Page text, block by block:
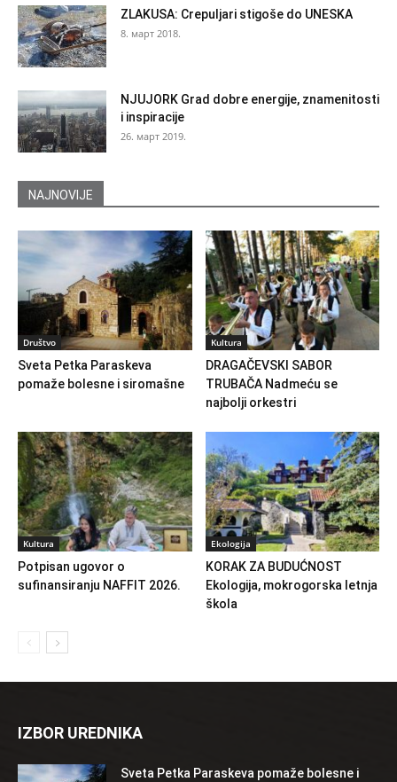
ZLAKUSA: Crepuljari stigoše do UNESKA
8. март 2018.
NJUJORK Grad dobre energije, znamenitosti
i inspiracije
26. март 2019.
NAJNOVIJE
Društvo
Sveta Petka Paraskeva
pomaže bolesne i siromašne
Kultura
DRAGAČEVSKI SABOR
TRUBAČA Nadmeću se
najbolji orkestri
Kultura
Potpisan ugovor o
sufinansiranju NAFFIT 2026.
Ekologija
KORAK ZA BUDUĆNOST
Ekologija, mokrogorska letnja
škola
IZBOR UREDNIKA
Sveta Petka Paraskeva pomaže bolesne i